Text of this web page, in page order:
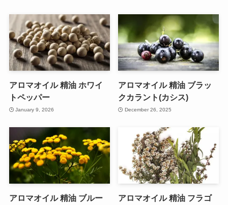
アロマオイル 精油 ホワイ
トペッパー
January 9, 2026
アロマオイル 精油 ブラッ
クカラント(カシス)
December 26, 2025
アロマオイル 精油 ブルー
アロマオイル 精油 フラゴ